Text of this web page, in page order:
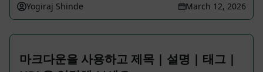
Yogiraj Shinde March 12, 2026
마크다운을 사용하고 제목 | 설명 | 태그 |